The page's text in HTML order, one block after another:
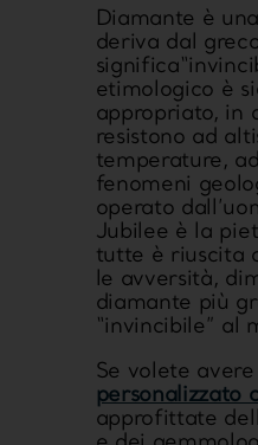
Diamante è
deriva dal
significa
etimologico è
appropriato, in
resistono ad
temperature,
fenomeni
operato
Jubilee è la
tutte è riuscita
le avversità,
diamante più
“invincibile” al
Se volete
personalizzato
approfittate